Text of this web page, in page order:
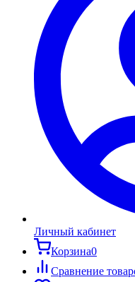
Личный кабинет
Корзина0
Сравнение